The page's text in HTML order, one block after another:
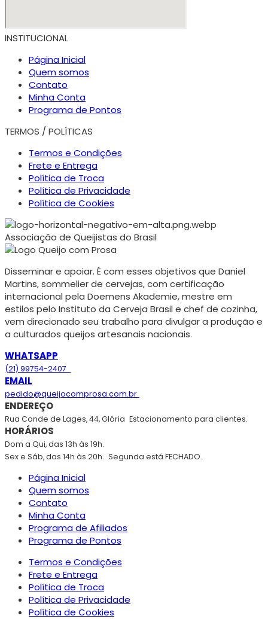
INSTITUCIONAL
Página Inicial
Quem somos
Contato
Minha Conta
Programa de Pontos
TERMOS / POLÍTICAS
Termos e Condições
Frete e Entrega
Política de Troca
Política de Privacidade
Política de Cookies
Associação de Queijistas do Brasil
Disseminar e apoiar. É com esses objetivos que Daniel
Martins, sommelier de cervejas, com certificação
internacional pela Doemens Akademie, mestre em
estilos pelo Instituto da Cerveja Brasil e chef de cozinha,
vem direcionado seu trabalho para divulgar a produção e
a culturados queijos artesanais nacionais.
WHATSAPP
(21) 99754-2407
EMAIL
pedido@queijocomprosa.com.br
ENDEREÇO
Rua Conde de Lages, 44, Glória Estacionamento para clientes.
HORÁRIOS
Dom a Qui, das 13h às 19h.
Sex e Sáb, das 14h às 20h. Segunda está FECHADO.
Página Inicial
Quem somos
Contato
Minha Conta
Programa de Afiliados
Programa de Pontos
Termos e Condições
Frete e Entrega
Política de Troca
Política de Privacidade
Política de Cookies